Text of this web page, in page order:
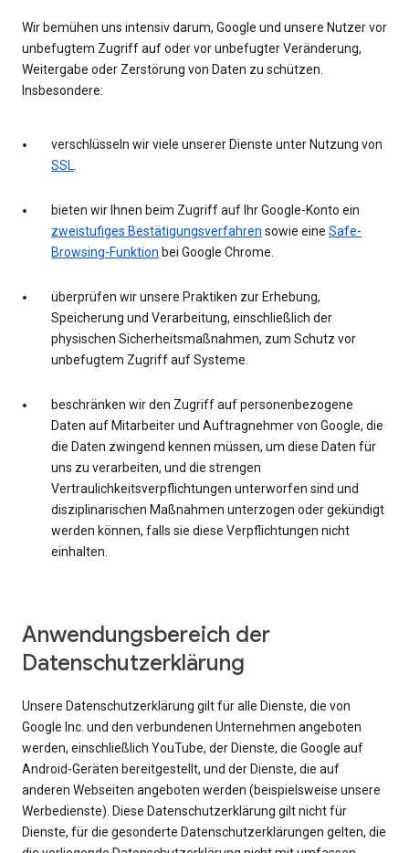
Wir bemühen uns intensiv darum, Google und unsere Nutzer vor
unbefugtem Zugriff auf oder vor unbefugter Veränderung,
Weitergabe oder Zerstörung von Daten zu schützen.
Insbesondere:
verschlüsseln wir viele unserer Dienste unter Nutzung von
SSL.
bieten wir Ihnen beim Zugriff auf Ihr Google-Konto ein
zweistufiges Bestätigungsverfahren sowie eine Safe-
Browsing-Funktion bei Google Chrome.
überprüfen wir unsere Praktiken zur Erhebung,
Speicherung und Verarbeitung, einschließlich der
physischen Sicherheitsmaßnahmen, zum Schutz vor
unbefugtem Zugriff auf Systeme.
beschränken wir den Zugriff auf personenbezogene
Daten auf Mitarbeiter und Auftragnehmer von Google, die
die Daten zwingend kennen müssen, um diese Daten für
uns zu verarbeiten, und die strengen
Vertraulichkeitsverpflichtungen unterworfen sind und
disziplinarischen Maßnahmen unterzogen oder gekündigt
werden können, falls sie diese Verpflichtungen nicht
einhalten.
Anwendungsbereich der
Datenschutzerklärung
Unsere Datenschutzerklärung gilt für alle Dienste, die von
Google Inc. und den verbundenen Unternehmen angeboten
werden, einschließlich YouTube, der Dienste, die Google auf
Android-Geräten bereitgestellt, und der Dienste, die auf
anderen Webseiten angeboten werden (beispielsweise unsere
Werbedienste). Diese Datenschutzerklärung gilt nicht für
Dienste, für die gesonderte Datenschutzerklärungen gelten, die